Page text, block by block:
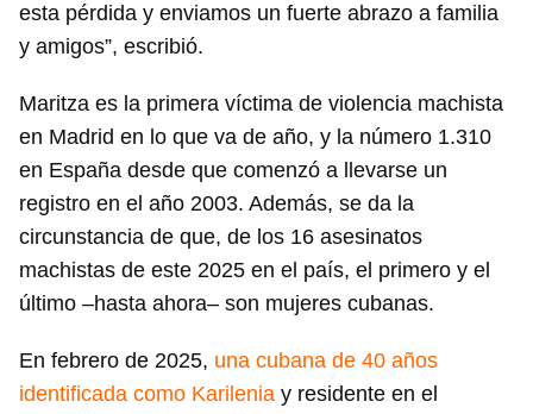
Guardar como favorito
Para poder guardar como favorito, primero has de
INICIAR SESIÓN CANCELAR
esta pérdida y enviamos un fuerte abrazo a familia
y amigos”, escribió.
Maritza es la primera víctima de violencia machista
en Madrid en lo que va de año, y la número 1.310
en España desde que comenzó a llevarse un
registro en el año 2003. Además, se da la
circunstancia de que, de los 16 asesinatos
machistas de este 2025 en el país, el primero y el
último –hasta ahora– son mujeres cubanas.
En febrero de 2025, una cubana de 40 años
identificada como Karilenia y residente en el